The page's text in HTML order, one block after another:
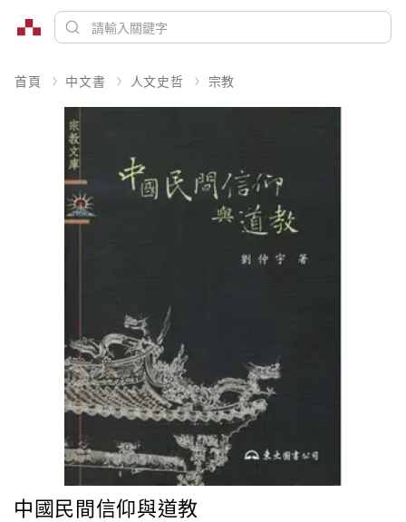
首頁 中文書 人文史哲 宗教
中國民間信仰與道教